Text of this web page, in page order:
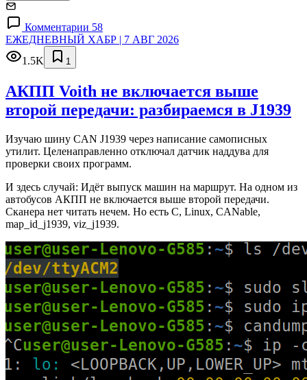
Комментарии 58
ЕЖЕДНЕВНЫЙ ХАБР | 7 АВГ 2026
1.5K
1
АКПП Voith не включается выше
второй передачи: разбираемся в J1939
Изучаю шину CAN J1939 через написание самописных
утилит. Целенаправленно отключал датчик наддува для
проверки своих программ.
И здесь случай: Идёт выпуск машин на маршрут. На одном из
автобусов АКПП не включается выше второй передачи.
Сканера нет читать нечем. Но есть C, Linux, CANable,
map_id_j1939, viz_j1939.